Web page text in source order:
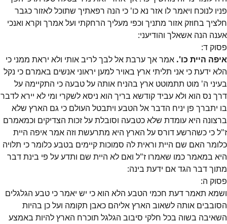
פניו לנוכח ויאמר לו אזר נא כו' כי הנה רפאתיך שתוכל לאזור כגבר
חלציך בחוזק אזור מתניך וכפי מעליך הרחקתי ועל אמרך וקרא ואנכי
אענה הנה אשאלך והודיעני:
פסוק ד:
איפה היית כו'. אמר אך ערבת אל לבך לריב אותי ולא יראת ממני כי
הלא ידעת כי אני תליתי ארץ באויר למען יראוני אנשים באמרם כי נקל
בעיני ה' מוט תתמוטט ארץ בהניח אותה על טבעה כי התקיימה על
דרך נס הוא ולא עביד קודשא בריך הוא ניסא לשקרי ומי לא יירא לדבר
בו יתברך פן יניח הדבר אל הטבע ויתבטל העולם כי גם הארץ שלא
ברצונה היא עומדת שלא כטבעה וסובלת על זכות הצדיקים וכמאמרם
ז"ל כי כשהרשע דורס על הארץ היא מתרעשת וזה אמר איפה היית
כלומר האם שם היית וראית לה סמוכות קיימים בטבע כלומר כי תלויה
היא במאמר כמו שאמרו ז"ל ואם לא היית שם ותדע על פי בינת דבר
מתוך דבר הגד אם ידעת בינה:
פסוק ה:
ושמא תאמר דעת חכמי הטבע הלא הוא כי יש יאמר כי טבע הגלגלים
הסובבים אותה לשאוב הארץ אליהם כאבן תקומה ועל כן בהיות
השאיבה בשוה בכל חלקי סיבוב הגלגל תוכרח הארץ להיות באמצע